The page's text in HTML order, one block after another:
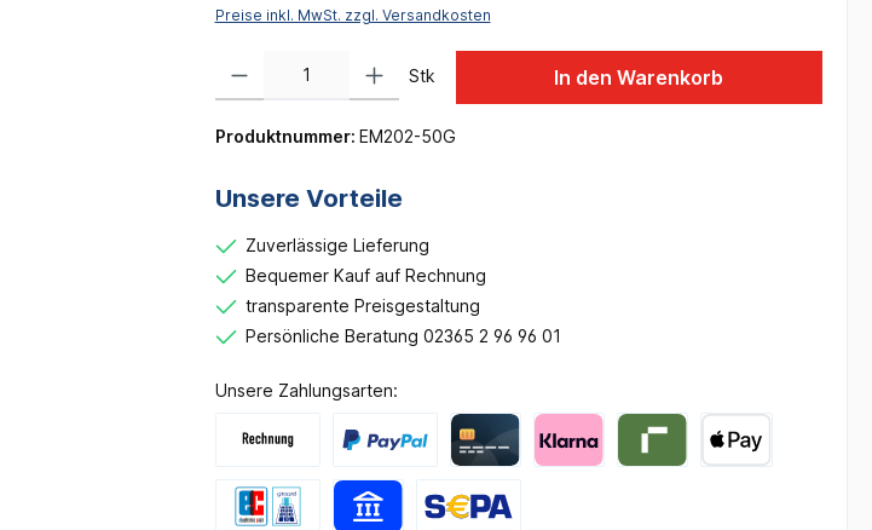
Preise inkl. MwSt. zzgl. Versandkosten
Stk In den Warenkorb
Produktnummer: EM202-50G
Unsere Vorteile
Zuverlässige Lieferung
Bequemer Kauf auf Rechnung
transparente Preisgestaltung
Persönliche Beratung 02365 2 96 96 01
Unsere Zahlungsarten: